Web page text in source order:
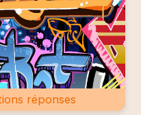
réponses